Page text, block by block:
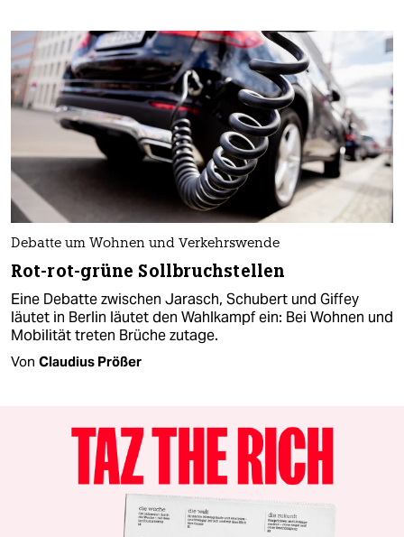
Debatte um Wohnen und Verkehrswende
Rot-rot-grüne Sollbruchstellen
Eine Debatte zwischen Jarasch, Schubert und Giffey
läutet in Berlin läutet den Wahlkampf ein: Bei Wohnen und
Mobilität treten Brüche zutage.
Von Claudius Prößer